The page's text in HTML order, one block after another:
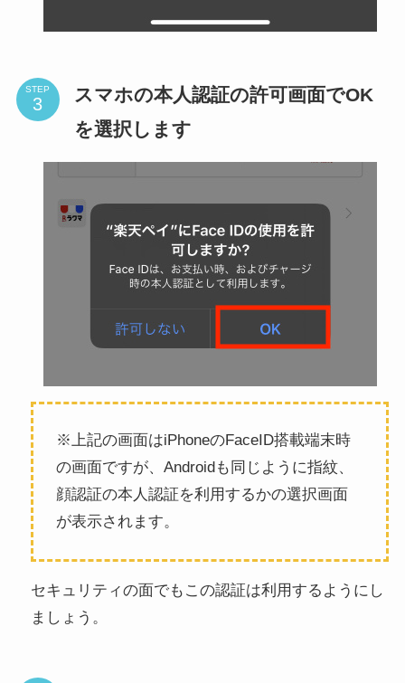
STEP
スマホの本人認証の許可画面でOK
を選択します
※上記の画面はiPhoneのFaceID搭載端末時
の画面ですが、Androidも同じように指紋、
顔認証の本人認証を利用するかの選択画面
が表示されます。
セキュリティの面でもこの認証は利用するようにし
ましょう。